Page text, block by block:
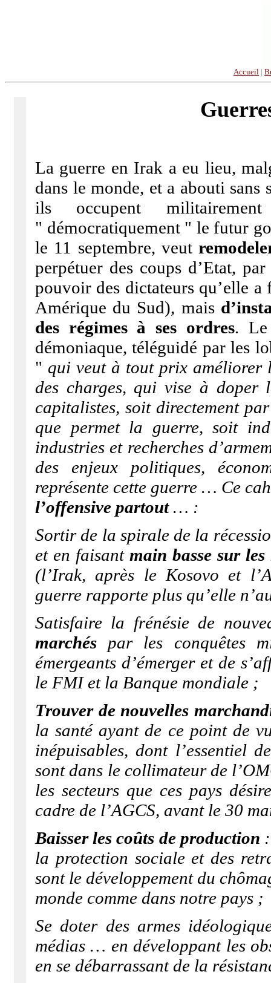
Accueil |
La guerre en Irak a eu lieu,
dans le monde, et a abouti
ils occupent
" démocratiquement " le futur
le 11 septembre, veut
perpétuer des coups d’Etat,
pouvoir des dictateurs qu’elle
Amérique du Sud), mais
des régimes à ses ordres. Le
démoniaque, téléguidé par les
" qui veut à tout prix améliorer
des charges, qui vise à doper
capitalistes, soit directement
que permet la guerre, soit
industries et recherches
des enjeux politiques,
représente cette guerre … Ce
l’offensive partout… :
Sortir de la spirale de la
et en faisant main basse sur
(l’Irak, après le Kosovo et
guerre rapporte plus qu’elle
Satisfaire la frénésie de
marchés par les conquêtes
émergeants d’émerger et de
le FMI et la Banque mondiale ;
Trouver de nouvelles
la santé ayant de ce point de
inépuisables, dont l’essentiel
sont dans le collimateur de
les secteurs que ces pays
cadre de l’AGCS, avant le 30
Baisser les coûts de production
la protection sociale et des
sont le développement du
monde comme dans notre pays ;
Se doter des armes
médias … en développant les
en se débarrassant de la